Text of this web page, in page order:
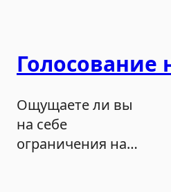
Голосование
Ощущаете ли вы
на себе
ограничения на